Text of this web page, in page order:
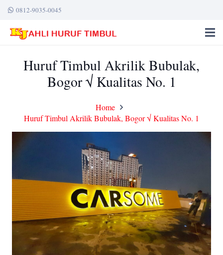
0812-9035-0045
Huruf Timbul Akrilik Bubulak,
Bogor √ Kualitas No. 1
Home
Huruf Timbul Akrilik Bubulak, Bogor √ Kualitas No. 1